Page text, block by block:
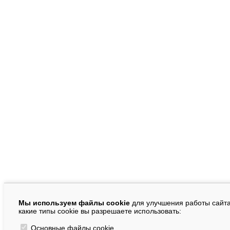
Мы используем файлы cookie для улучшения работы
какие типы cookie вы разрешаете использовать:
Основные файлы cookie